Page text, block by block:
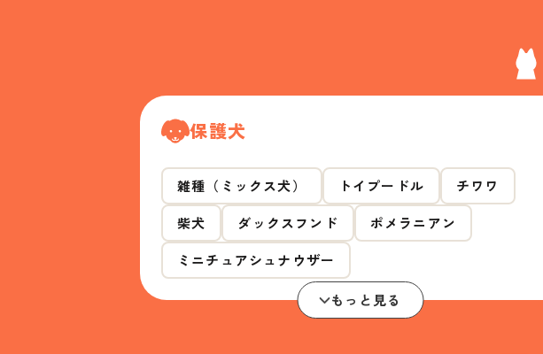
保護犬
雑種（ミックス犬） トイプードル
チワワ
柴犬
ダックスフンド
ポメラニアン
ミニチュアシュナウザー
もっと見る